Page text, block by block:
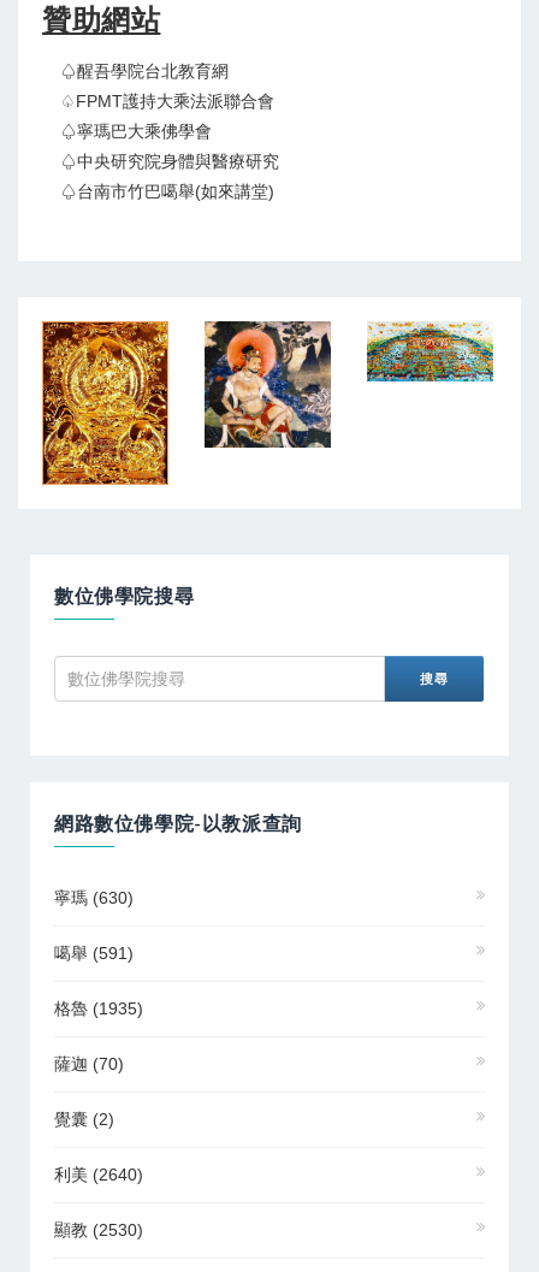
贊助網站
♤醒吾學院台北教育網
♤FPMT護持大乘法派聯合會
♤寧瑪巴大乘佛學會
♤中央研究院身體與醫療研究
♤台南市竹巴噶舉(如來講堂)
數位佛學院搜尋
網路數位佛學院-以教派查詢
寧瑪 (630)
噶舉 (591)
格魯 (1935)
薩迦 (70)
覺囊 (2)
利美 (2640)
顯教 (2530)